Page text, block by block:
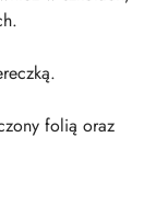
folią oraz